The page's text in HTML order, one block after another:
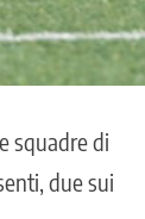
squadre di
due sui